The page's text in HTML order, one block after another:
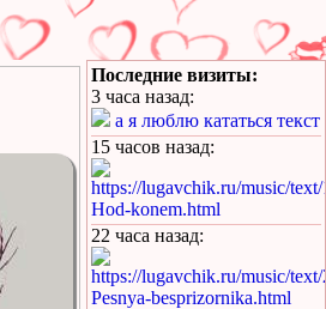
Последние визиты:
3 часа назад:
а я люблю кататься текст
15 часов назад:
https://lugavchik.ru/music/
Hod-konem.html
22 часа назад:
https://lugavchik.ru/music/
Pesnya-besprizornika.html